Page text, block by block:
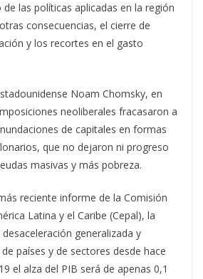
las políticas aplicadas en la región
consecuencias, el cierre de
y los recortes en el gasto
Noam Chomsky, en
neoliberales fracasaron a
de capitales en formas
que no dejaron ni progreso
masivas y más pobreza.
reciente informe de la Comisión
Latina y el Caribe (Cepal), la
generalizada y
países y de sectores desde hace
el alza del PIB será de apenas 0,1